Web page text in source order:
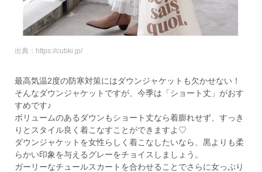
出典：https://cubki.jp/
最高気温2度の防寒対策にはダウンジャケットも欠かせない！
そんなダウンジャケットですが、今季は「ショート丈」がおす
すめです♪
ボリュームのあるダウンもショート丈なら着膨れせず、すっき
りとスタイル良く着こなすことができますよ♡
ダウンジャケットを女性らしく着こなしたいなら、黒よりも柔
らかい印象を与えるグレーをチョイスしましょう。
ガーリーなチュールスカートを合わせることでさらに女っぷり